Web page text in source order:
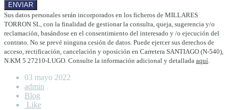
Sus datos personales serán incorporados en los ficheros de MILLARES
TORRON SL, con la finalidad de gestionar la consulta, queja, sugerencia y/o
reclamación, basándose en el consentimiento del interesado y /o ejecución del
contrato. No se prevé ninguna cesión de datos. Puede ejercer sus derechos de
acceso, rectificación, cancelación y oposición en Carretera SANTIAGO (N-540),
N.KM 5 27210-LUGO. Consulte la información adicional y detallada aquí.
03 mayo 2022
admin
Blog
Like